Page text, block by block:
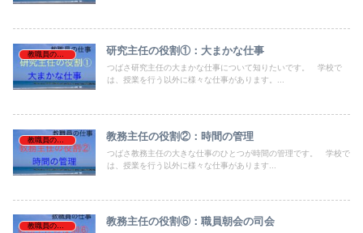
教職員の仕事 研究主任の役割①：大まかな仕事
つばさ研究主任の大まかな仕事について知りたいです。 学校で
は、授業を行う以外に様々な仕事があります。...
教務主任の役割②：時間の管理
つばさ教務主任の大きな仕事のひとつが時間の管理です。 学校で
は、授業を行う以外に様々な仕事があります...
教務主任の役割⑥：職員朝会の司会